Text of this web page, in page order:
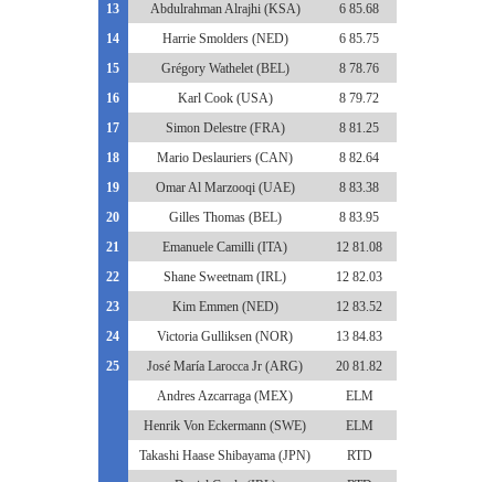
13
Abdulrahman Alrajhi (KSA)
6 85.68
14
Harrie Smolders (NED)
6 85.75
15
Grégory Wathelet (BEL)
8 78.76
16
Karl Cook (USA)
8 79.72
17
Simon Delestre (FRA)
8 81.25
18
Mario Deslauriers (CAN)
8 82.64
19
Omar Al Marzooqi (UAE)
8 83.38
20
Gilles Thomas (BEL)
8 83.95
21
Emanuele Camilli (ITA)
12 81.08
22
Shane Sweetnam (IRL)
12 82.03
23
Kim Emmen (NED)
12 83.52
24
Victoria Gulliksen (NOR)
13 84.83
25
José María Larocca Jr (ARG)
20 81.82
Andres Azcarraga (MEX)
ELM
Henrik Von Eckermann (SWE)
ELM
Takashi Haase Shibayama (JPN)
RTD